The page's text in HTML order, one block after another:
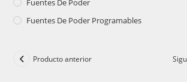
Fuentes De Poder
Fuentes De Poder Programables
Producto anterior